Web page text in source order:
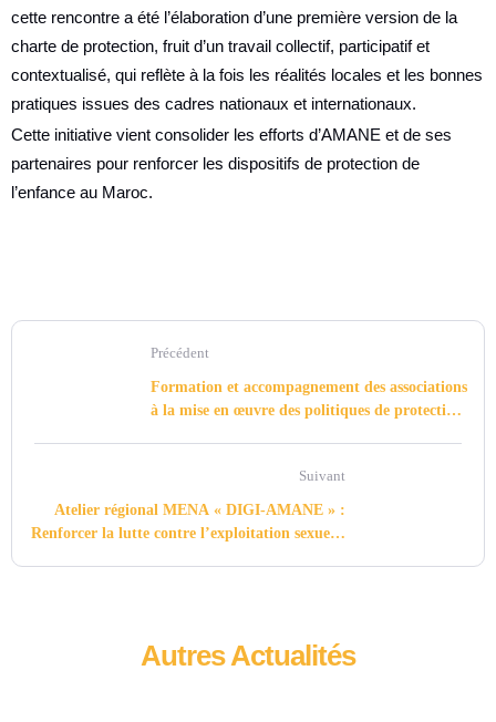
cette rencontre a été l’élaboration d’une première version de la
charte de protection, fruit d’un travail collectif, participatif et
contextualisé, qui reflète à la fois les réalités locales et les bonnes
pratiques issues des cadres nationaux et internationaux.
Cette initiative vient consolider les efforts d’AMANE et de ses
partenaires pour renforcer les dispositifs de protection de
l’enfance au Maroc.
Précédent
Formation et accompagnement des associations
à la mise en œuvre des politiques de protection
Suivant
Atelier régional MENA « DIGI-AMANE » :
Renforcer la lutte contre l’exploitation sexuelle
Autres Actualités